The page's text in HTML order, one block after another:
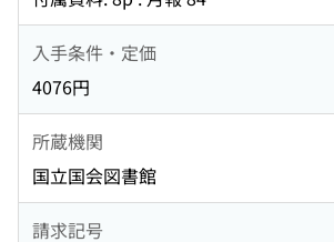
入手条件・定価
4076円
所蔵機関
国立国会図書館
請求記号